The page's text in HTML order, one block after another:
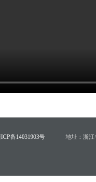
备14031903号 地址：浙江